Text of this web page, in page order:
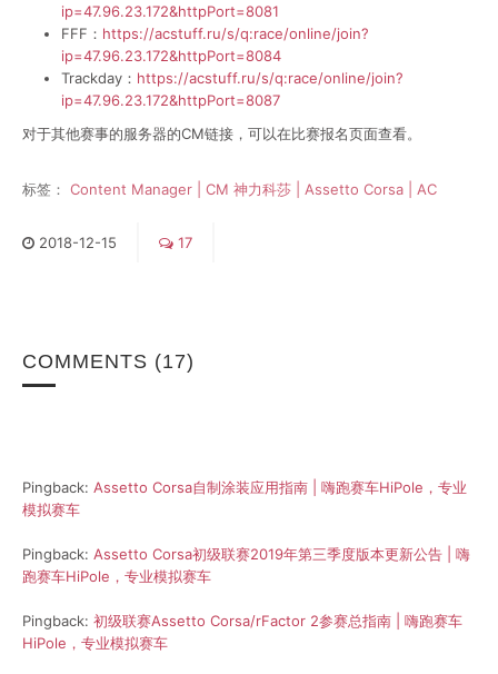
ip=47.96.23.172&httpPort=8081
FFF： https://acstuff.ru/s/q:race/online/join?
ip=47.96.23.172&httpPort=8084
Trackday： https://acstuff.ru/s/q:race/online/join?
ip=47.96.23.172&httpPort=8087
对于其他赛事的服务器的CM链接，可以在比赛报名页面查看。
标签： Content Manager | CM 神力科莎 | Assetto Corsa | AC
2018-12-15 17
COMMENTS (17)
Pingback: Assetto Corsa自制涂装应用指南 | 嗨跑赛车HiPole，专业
模拟赛车
Pingback: Assetto Corsa初级联赛2019年第三季度版本更新公告 | 嗨
跑赛车HiPole，专业模拟赛车
Pingback: 初级联赛Assetto Corsa/rFactor 2参赛总指南 | 嗨跑赛车
HiPole，专业模拟赛车